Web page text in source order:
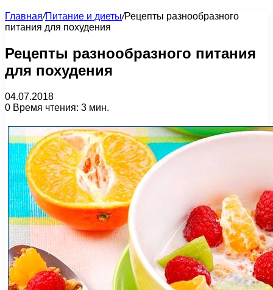
Главная/Питание и диеты/Рецепты разнообразного
питания для похудения
Рецепты разнообразного питания
для похудения
04.07.2018
0 Время чтения: 3 мин.